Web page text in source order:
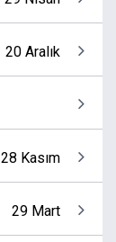
20 Aralık
28 Kasım
29 Mart